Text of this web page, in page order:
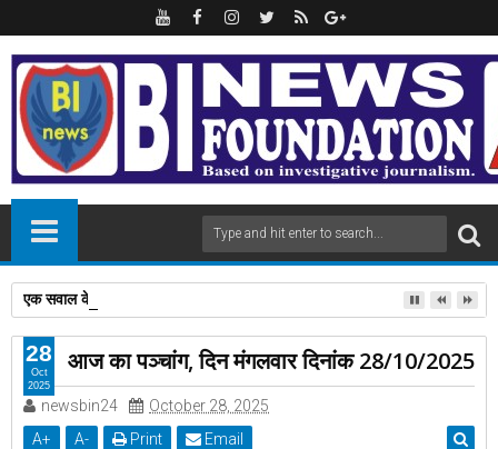
एक सवाल के जवाब से मिला 'पद्मश्री', विदेशी टूरिस्ट के संतरे का दाम पूछने पर,अनपढ़
आज का पञ्चांग, दिन मंगलवार दिनांक 28/10/2025
newsbin24
October 28, 2025
A+ A- Print Email
28
Oct
2025